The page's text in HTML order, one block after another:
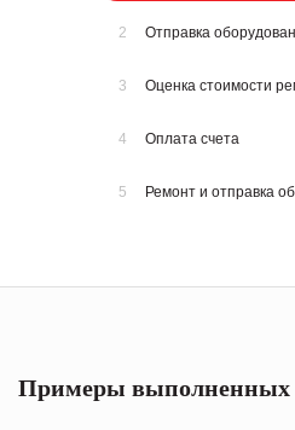
2 Отправка
3 Оценка стоимости
4 Оплата счета
5 Ремонт и отправка
Примеры выполненных